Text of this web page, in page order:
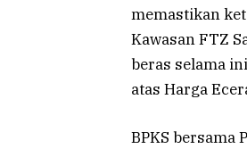
memastikan
Kawasan FTZ
beras selama
atas Harga
BPKS bersama